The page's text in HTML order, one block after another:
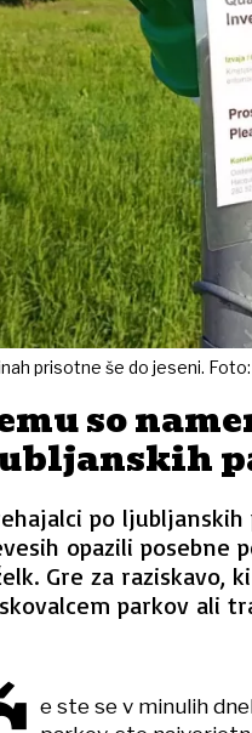
prisotne še do jeseni.
so
po
opazili posebne
Gre za raziskavo,
parkov ali
e ste se v minulih